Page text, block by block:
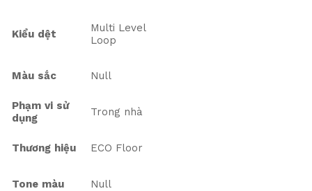
Kiểu dệt
Multi Level
Loop
Màu sắc Null
Phạm vi sử
dụng
Trong nhà
Thương hiệu ECO Floor
Tone màu Null